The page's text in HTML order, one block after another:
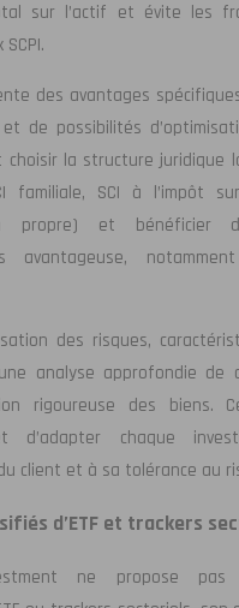
sur l’actif et évite les
des avantages
et de possibilités
choisir la structure juridique
familiale, SCI à l’impôt
propre) et bénéficier
avantageuse,
des risques,
analyse approfondie de
rigoureuse des biens.
d’adapter chaque
client et à sa tolérance au
d’ETF et trackers
ne propose